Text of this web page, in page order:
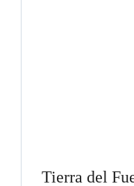
Tierra del